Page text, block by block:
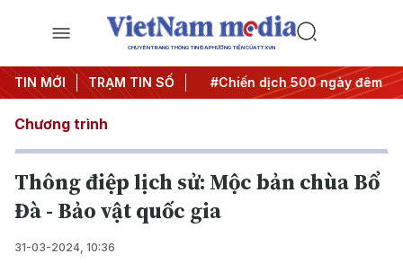
CHUYÊN TRANG THÔNG TIN ĐA PHƯƠNG TIỆN CỦA TTXVN
TIN MỚI TRẠM TIN SỐ
quyết thành hành động #Chiến dịch 500 ngày đêm
Chương trình
Thông điệp lịch sử: Mộc bản chùa Bổ
Đà - Bảo vật quốc gia
31-03-2024, 10:36